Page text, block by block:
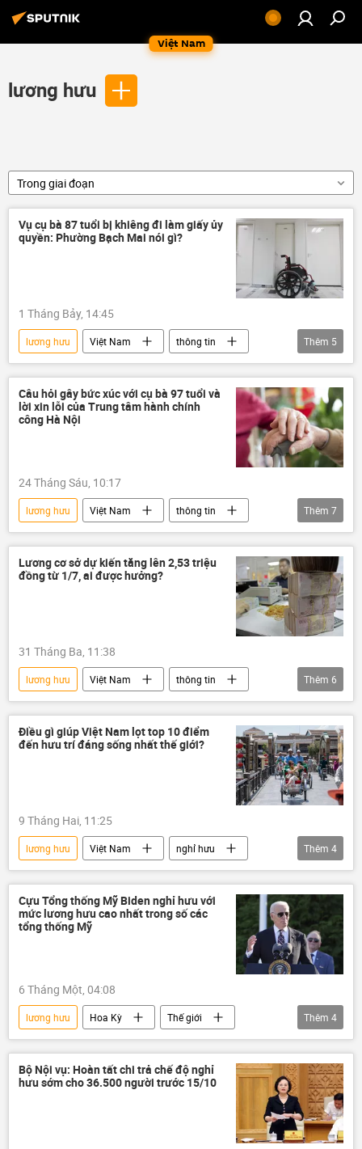
Việt Nam
lương hưu
Trong giai đoạn
Vụ cụ bà 87 tuổi bị khiêng đi làm giấy ủy
quyền: Phường Bạch Mai nói gì?
1 Tháng Bảy, 14:45
lương hưu Việt Nam
thông tin
cán bộ
quản lý cán bộ
Hà Nội
nghỉ hưu
Xã hội
Thêm 5
Câu hỏi gây bức xúc với cụ bà 97 tuổi và
lời xin lỗi của Trung tâm hành chính
công Hà Nội
24 Tháng Sáu, 10:17
lương hưu Việt Nam
thông tin
hành chính
cán bộ
quản lý cán bộ
nữ cán bộ
mạng xã hội
Đảng Cộng sản Việt Nam
Thêm 7
Lương cơ sở dự kiến tăng lên 2,53 triệu
đồng từ 1/7, ai được hưởng?
31 Tháng Ba, 11:38
lương hưu Việt Nam
thông tin
Chính sách
Bộ Nội vụ Việt Nam
lương
trả lương
tăng lương
Chính phủ
Thêm 6
Điều gì giúp Việt Nam lọt top 10 điểm
đến hưu trí đáng sống nhất thế giới?
9 Tháng Hai, 11:25
lương hưu Việt Nam
nghỉ hưu
Xã hội
thông tin
y tế
Bộ Y Tế Việt Nam
Thêm 4
Cựu Tổng thống Mỹ Biden nghỉ hưu với
mức lương hưu cao nhất trong số các
tổng thống Mỹ
6 Tháng Một, 04:08
lương hưu Hoa Kỳ
Thế giới
Chính trị
Joe Biden
nghỉ hưu
Báo chí thế giới
Thêm 4
Bộ Nội vụ: Hoàn tất chi trả chế độ nghỉ
hưu sớm cho 36.500 người trước 15/10